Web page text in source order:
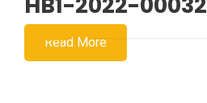
Read More